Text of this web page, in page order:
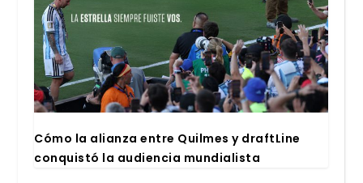
Cómo la alian­za entre Quil­mes y draftLi­ne
con­quis­tó la audien­cia mun­dia­lis­ta